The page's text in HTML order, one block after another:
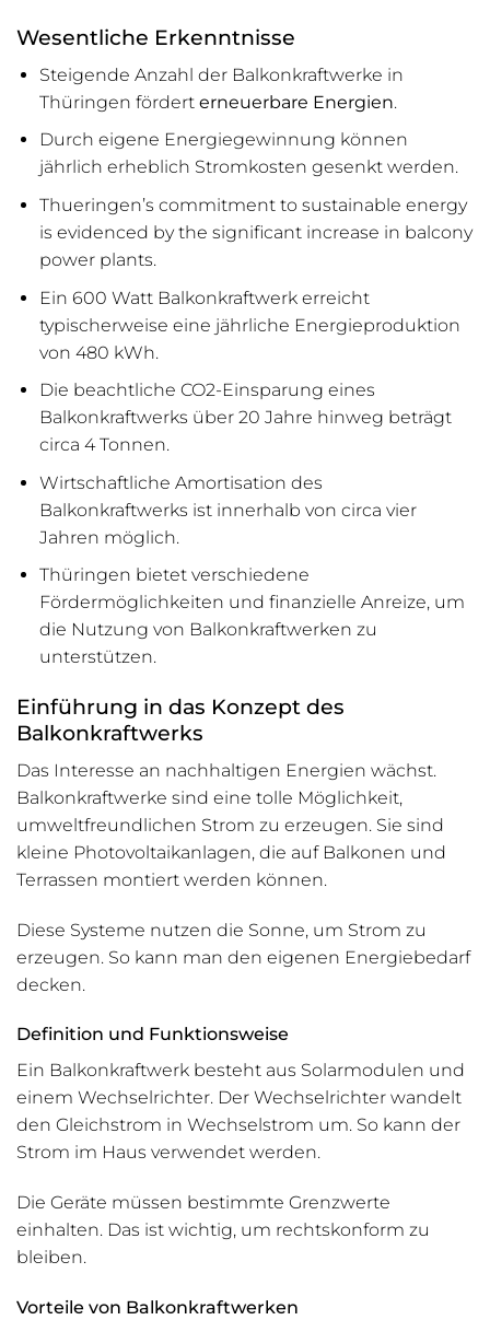
Wesentliche Erkenntnisse
Steigende Anzahl der Balkonkraftwerke in
Thüringen fördert erneuerbare Energien.
Durch eigene Energiegewinnung können
jährlich erheblich Stromkosten gesenkt werden.
Thueringen’s commitment to sustainable energy
is evidenced by the significant increase in balcony
power plants.
Ein 600 Watt Balkonkraftwerk erreicht
typischerweise eine jährliche Energieproduktion
von 480 kWh.
Die beachtliche CO2-Einsparung eines
Balkonkraftwerks über 20 Jahre hinweg beträgt
circa 4 Tonnen.
Wirtschaftliche Amortisation des
Balkonkraftwerks ist innerhalb von circa vier
Jahren möglich.
Thüringen bietet verschiedene
Fördermöglichkeiten und finanzielle Anreize, um
die Nutzung von Balkonkraftwerken zu
unterstützen.
Einführung in das Konzept des
Balkonkraftwerks
Das Interesse an nachhaltigen Energien wächst.
Balkonkraftwerke sind eine tolle Möglichkeit,
umweltfreundlichen Strom zu erzeugen. Sie sind
kleine Photovoltaikanlagen, die auf Balkonen und
Terrassen montiert werden können.
Diese Systeme nutzen die Sonne, um Strom zu
erzeugen. So kann man den eigenen Energiebedarf
decken.
Definition und Funktionsweise
Ein Balkonkraftwerk besteht aus Solarmodulen und
einem Wechselrichter. Der Wechselrichter wandelt
den Gleichstrom in Wechselstrom um. So kann der
Strom im Haus verwendet werden.
Die Geräte müssen bestimmte Grenzwerte
einhalten. Das ist wichtig, um rechtskonform zu
bleiben.
Vorteile von Balkonkraftwerken